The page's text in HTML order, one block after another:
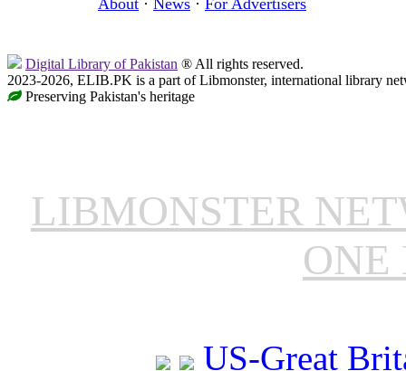
About · News · For Advertisers
Digital Library of Pakistan ® All rights reserved.
2023-2026, ELIB.PK is a part of Libmonster, international library
Preserving Pakistan's heritage
LIBMONSTER
ONE
US-Great